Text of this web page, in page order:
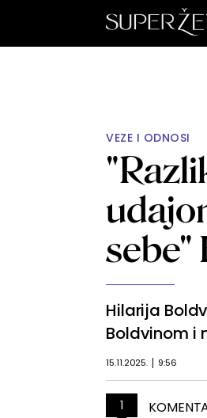
VEZE I ODNOSI
sebe"
Hilarija
Boldvinom i
15.11.2025. 9:56
1